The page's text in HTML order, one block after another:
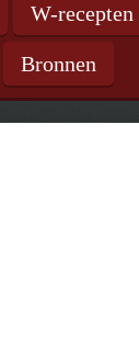
W-recepten
Bronnen